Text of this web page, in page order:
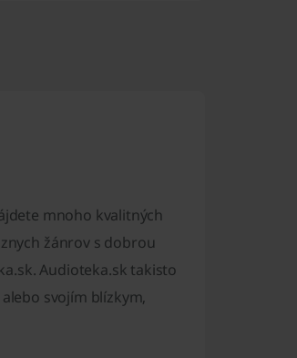
mnoho kvalitných
žánrov s dobrou
Audioteka.sk takisto
svojím blízkym,